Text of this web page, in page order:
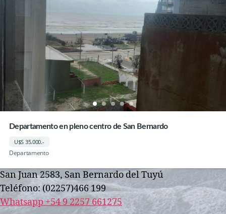
Departamento en pleno centro de San Bernardo
U$S 35.000.-
Departamento
San Juan 2583, San Bernardo del Tuyú
Teléfono: (02257)466 199
Whatsapp +54 9 2257 661275